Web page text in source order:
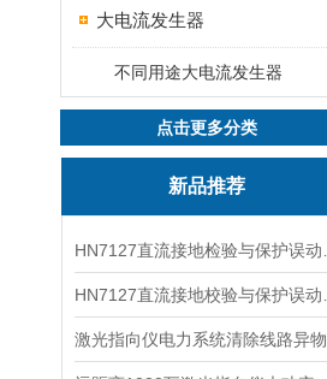
大电流发生器
不同用途大电流发生器
点击更多分类
新品推荐
激光指向仪电力系统清除线路异物